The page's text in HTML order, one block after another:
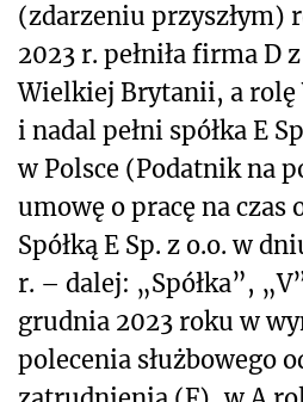
(zdarzeniu przyszłym)
2023 r. pełniła firma D
Wielkiej Brytanii, a rolę
i nadal pełni spółka E
w Polsce (Podatnik na
umowę o pracę na czas
Spółką E Sp. z o.o. w
r. – dalej: „Spółka”,
grudnia 2023 roku w
polecenia służbowego